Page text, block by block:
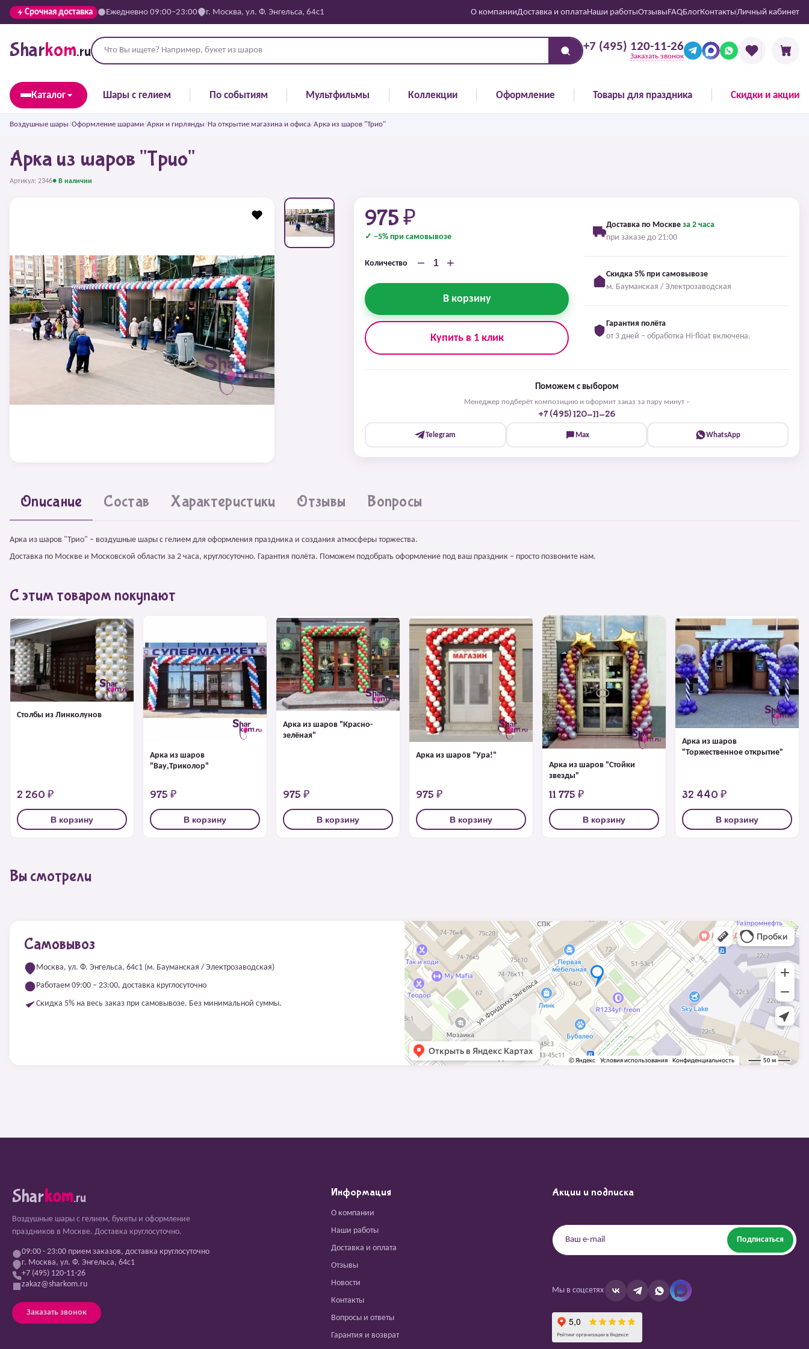
Срочная доставка Ежедневно 09:00–23:00 г. Москва, ул. Ф. Энгельса, 64с1 О компанииДоставка и оплатаНаши работыОтзывыFAQБлогКонтактыЛичный кабинет
Sharkom.ru +7 (495) 120-11-26
Заказать звонок
Каталог Шары с гелием По событиям Мультфильмы Коллекции Оформление Товары для праздника Скидки и акции
Воздушные шары/Оформление шарами/Арки и гирлянды/На открытие магазина и офиса/Арка из шаров "Трио"
Арка из шаров "Трио"
Артикул: 2346● В наличии
975 ₽
✓ −5% при самовывозе
Количество − +
В корзину
Купить в 1 клик
Доставка по Москве за 2 часа
при заказе до 21:00
Скидка 5% при самовывозе
м. Бауманская / Электрозаводская
Гарантия полёта
от 3 дней – обработка Hi-float включена.
Поможем с выбором
Менеджер подберёт композицию и оформит заказ за пару минут –
+7 (495) 120-11-26
Telegram Max WhatsApp
Описание Состав Характеристики Отзывы Вопросы
Арка из шаров "Трио" – воздушные шары с гелием для оформления праздника и создания атмосферы торжества.
Доставка по Москве и Московской области за 2 часа, круглосуточно. Гарантия полёта. Поможем подобрать оформление под ваш праздник – просто позвоните нам.
С этим товаром покупают
Столбы из Линколунов
2 260 ₽
В корзину
Арка из шаров
"Вау,Триколор"
975 ₽
В корзину
Арка из шаров "Красно-
зелёная"
975 ₽
В корзину
Арка из шаров "Ура!"
975 ₽
В корзину
Арка из шаров "Стойки
звезды"
11 775 ₽
В корзину
Арка из шаров
"Торжественное открытие"
32 440 ₽
В корзину
Вы смотрели
Самовывоз
Москва, ул. Ф. Энгельса, 64с1 (м. Бауманская / Электрозаводская)
Работаем 09:00 – 23:00, доставка круглосуточно
Скидка 5% на весь заказ при самовывозе. Без минимальной суммы.
Sharkom.ru
Воздушные шары с гелием, букеты и оформление
праздников в Москве. Доставка круглосуточно.
09:00 - 23:00 прием заказов, доставка круглосуточно
г. Москва, ул. Ф. Энгельса, 64с1
+7 (495) 120-11-26
zakaz@sharkom.ru
Заказать звонок
Информация
О компании
Наши работы
Доставка и оплата
Отзывы
Новости
Контакты
Вопросы и ответы
Гарантия и возврат
Акции и подписка
Подписаться
Мы в соцсетях